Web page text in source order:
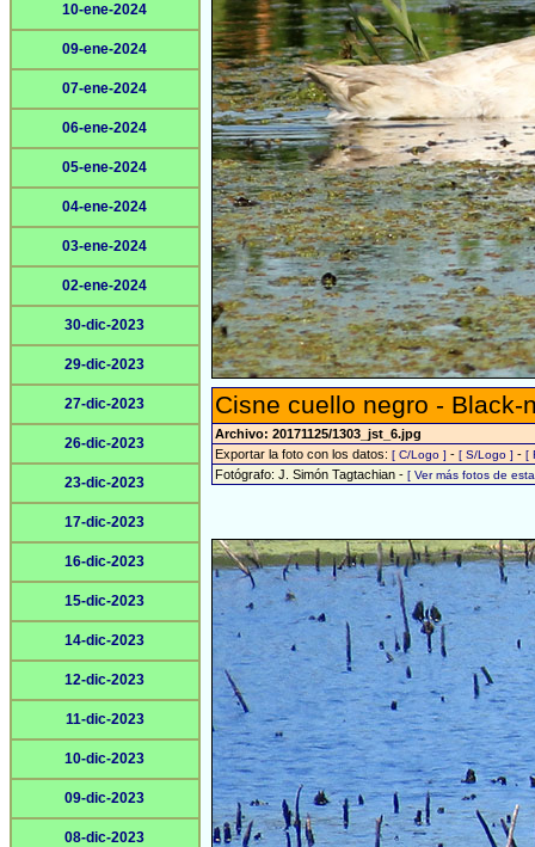
10-ene-2024
09-ene-2024
07-ene-2024
06-ene-2024
05-ene-2024
04-ene-2024
03-ene-2024
02-ene-2024
30-dic-2023
29-dic-2023
27-dic-2023
26-dic-2023
23-dic-2023
17-dic-2023
16-dic-2023
15-dic-2023
14-dic-2023
12-dic-2023
11-dic-2023
10-dic-2023
09-dic-2023
08-dic-2023
Cisne cuello negro -
Archivo: 20171125/1303_jst_6.jpg
Exportar la foto con los datos: [ C/Logo ] - [ S/Logo ] - [
Fotógrafo: J. Simón Tagtachian - [ Ver más fotos de